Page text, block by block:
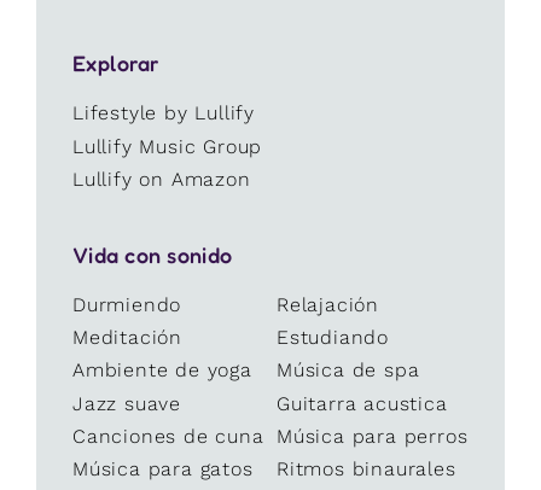
Explorar
Lifestyle by Lullify
Lullify Music Group
Lullify on Amazon
Vida con sonido
Durmiendo
Relajación
Meditación
Estudiando
Ambiente de yoga
Música de spa
Jazz suave
Guitarra acustica
Canciones de cuna
Música para perros
Música para gatos
Ritmos binaurales